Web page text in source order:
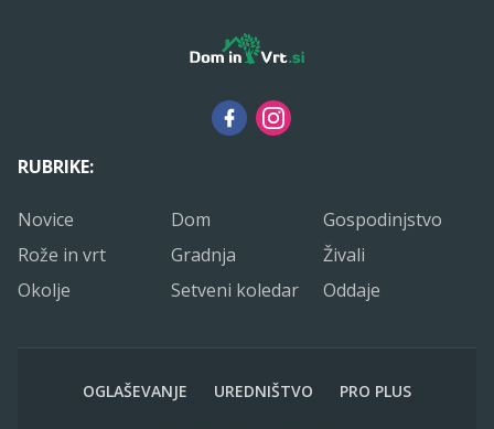
RUBRIKE:
Novice Dom
Gospodinjstvo
Rože in vrt
Gradnja
Živali
Okolje
Setveni koledar Oddaje
OGLAŠEVANJE UREDNIŠTVO PRO PLUS